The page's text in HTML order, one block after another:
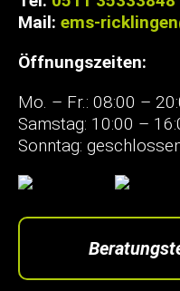
Mail: ems-
Öffnungszeiten:
Mo. – Fr.: 08:00 –
Samstag: 10:00 –
Sonntag: